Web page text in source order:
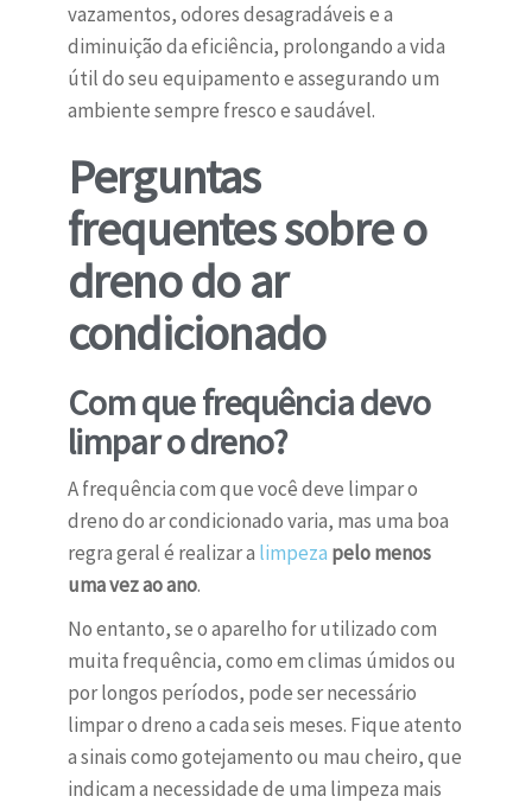
vazamentos, odores desagradáveis e a
diminuição da eficiência, prolongando a vida
útil do seu equipamento e assegurando um
ambiente sempre fresco e saudável.
Perguntas
frequentes sobre o
dreno do ar
condicionado
Com que frequência devo
limpar o dreno?
A frequência com que você deve limpar o
dreno do ar condicionado varia, mas uma boa
regra geral é realizar a limpeza pelo menos
uma vez ao ano.
No entanto, se o aparelho for utilizado com
muita frequência, como em climas úmidos ou
por longos períodos, pode ser necessário
limpar o dreno a cada seis meses. Fique atento
a sinais como gotejamento ou mau cheiro, que
indicam a necessidade de uma limpeza mais